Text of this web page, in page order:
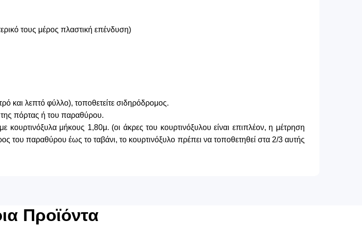
τους μέρος πλαστική επένδυση)
και λεπτό φύλλο), τοποθετείτε σιδηρόδρομος.
πόρτας ή του παραθύρου.
μήκους 1,80μ. (οι άκρες του κουρτινόξυλου είναι επιπλέον, η μέτρηση
παραθύρου έως το ταβάνι, το κουρτινόξυλο πρέπει να τοποθετηθεί στα 2/3 αυτής
Προϊόντα